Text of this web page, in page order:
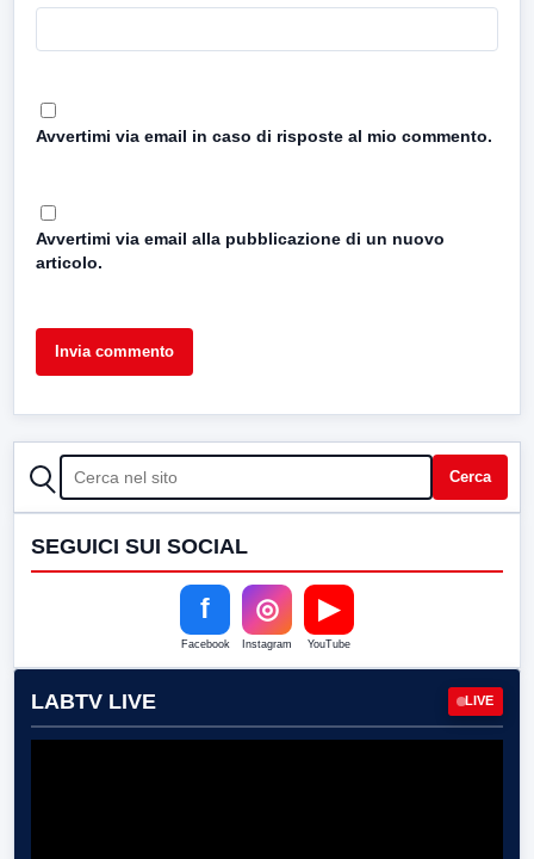
Avvertimi via email in caso di risposte al mio commento.
Avvertimi via email alla pubblicazione di un nuovo
articolo.
CERCA Cerca
SEGUICI SUI SOCIAL
f
Facebook
◎
Instagram
▶
YouTube
LABTV LIVE LIVE